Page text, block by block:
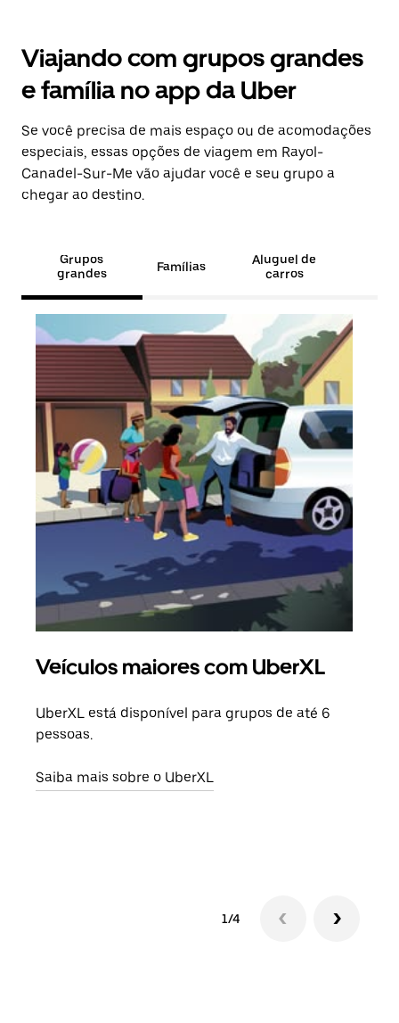
Viajando com grupos grandes
e família no app da Uber
Se você precisa de mais espaço ou de acomodações
especiais, essas opções de viagem em Rayol-
Canadel-Sur-Me vão ajudar você e seu grupo a
chegar ao destino.
Grupos
grandes
Famílias
Aluguel de
carros
Veículos maiores com UberXL
UberXL está disponível para grupos de até 6
pessoas.
Saiba mais sobre o UberXL
1/4